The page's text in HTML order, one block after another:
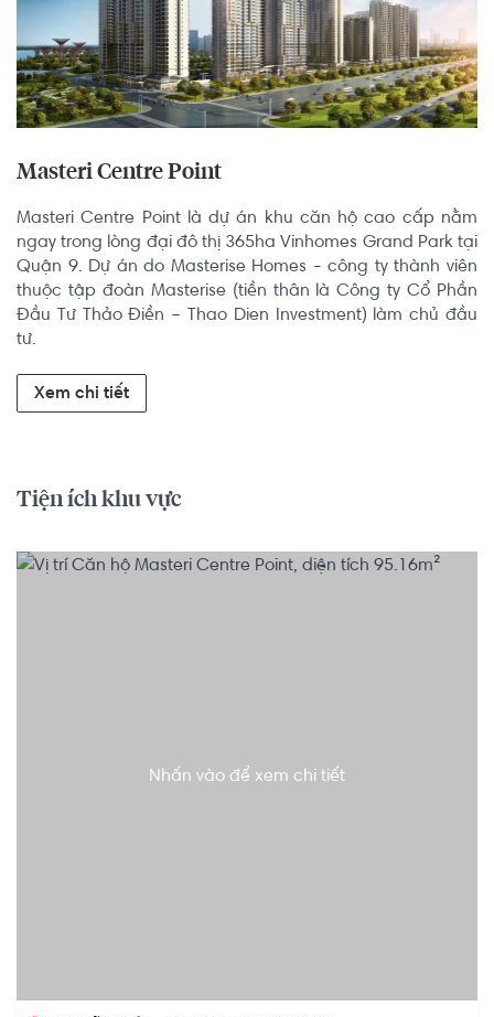
Masteri Centre Point
Masteri Centre Point là dự án khu căn hộ cao cấp nằm
ngay trong lòng đại đô thị 365ha Vinhomes Grand Park tại
Quận 9. Dự án do Masterise Homes - công ty thành viên
thuộc tập đoàn Masterise (tiền thân là Công ty Cổ Phần
Đầu Tư Thảo Điền – Thao Dien Investment) làm chủ đầu
tư.
Xem chi tiết
Tiện ích khu vực
Nhấn vào để xem chi tiết